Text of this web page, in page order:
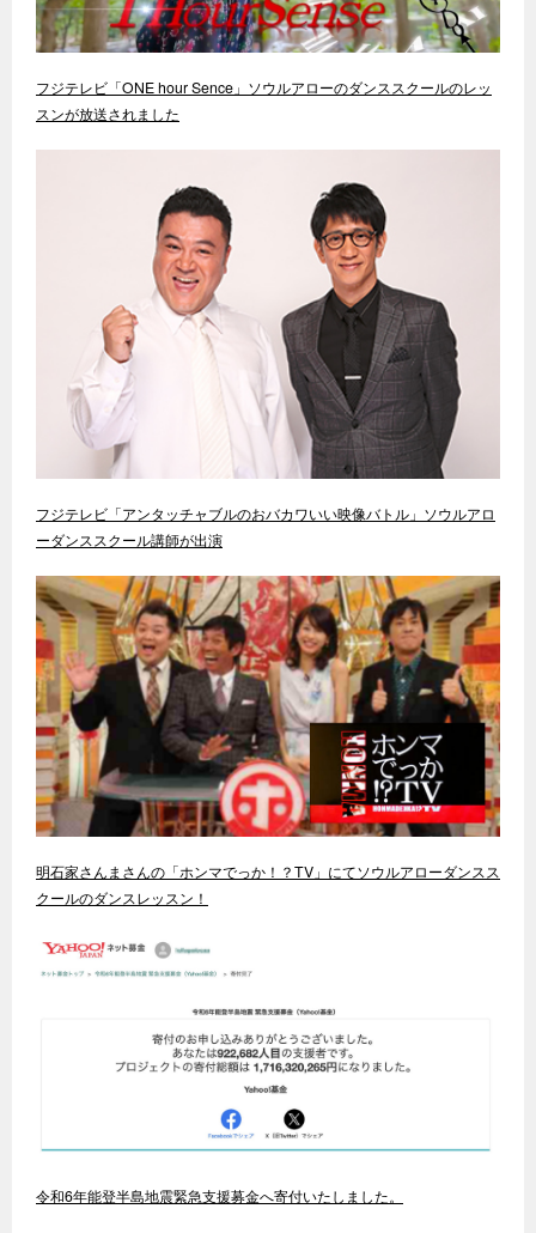
フジテレビ「ONE hour Sence」ソウルアローのダンススクールのレッ
スンが放送されました
フジテレビ「アンタッチャブルのおバカワいい映像バトル」ソウルアロ
ーダンススクール講師が出演
明石家さんまさんの「ホンマでっか！？TV」にてソウルアローダンスス
クールのダンスレッスン！
令和6年能登半島地震緊急支援募金へ寄付いたしました。